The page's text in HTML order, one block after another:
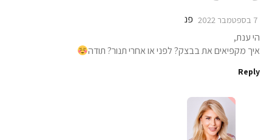
פנ 7 בספטמבר 2022
הי ענת,
איך מקפיאים את בבצק? לפני או אחרי תנור? תודה
Reply